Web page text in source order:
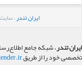
ایران تندر،
ایران تندر، شبکه جامع
تخصصی خود را از طریق